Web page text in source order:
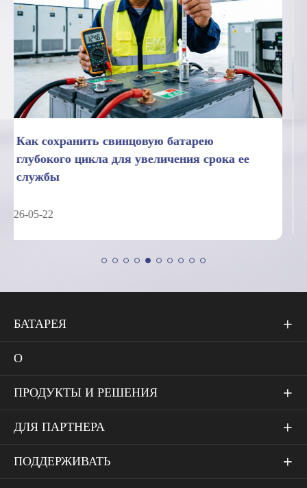
7 фактов об ограничениях
производительности свинцовых
аккумуляторов глубокого цикла
2026-05-04
БАТАРЕЯ 
О
ПРОДУКТЫ И РЕШЕНИЯ 
ДЛЯ ПАРТНЕРА 
ПОДДЕРЖИВАТЬ 